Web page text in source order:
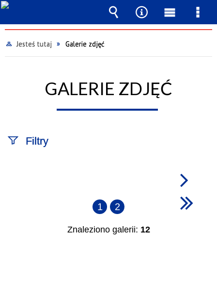
Jesteś tutaj Galerie zdjęć
GALERIE ZDJĘĆ
Filtry
1 2
Znaleziono galerii: 12
Wyszukiwarka
Narzędzia
Menu